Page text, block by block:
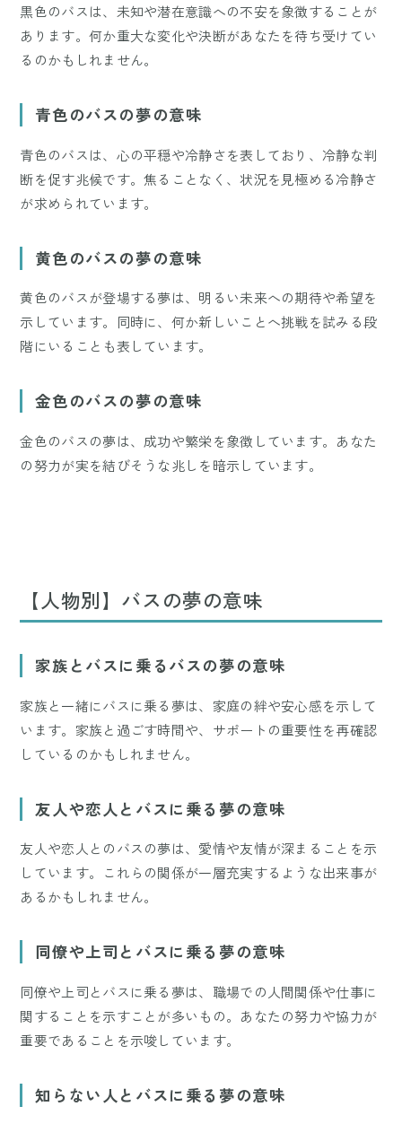
黒色のバスは、未知や潜在意識への不安を象徴することが
あります。何か重大な変化や決断があなたを待ち受けてい
るのかもしれません。
青色のバスの夢の意味
青色のバスは、心の平穏や冷静さを表しており、冷静な判
断を促す兆候です。焦ることなく、状況を見極める冷静さ
が求められています。
黄色のバスの夢の意味
黄色のバスが登場する夢は、明るい未来への期待や希望を
示しています。同時に、何か新しいことへ挑戦を試みる段
階にいることも表しています。
金色のバスの夢の意味
金色のバスの夢は、成功や繁栄を象徴しています。あなた
の努力が実を結びそうな兆しを暗示しています。
【人物別】バスの夢の意味
家族とバスに乗るバスの夢の意味
家族と一緒にバスに乗る夢は、家庭の絆や安心感を示して
います。家族と過ごす時間や、サポートの重要性を再確認
しているのかもしれません。
友人や恋人とバスに乗る夢の意味
友人や恋人とのバスの夢は、愛情や友情が深まることを示
しています。これらの関係が一層充実するような出来事が
あるかもしれません。
同僚や上司とバスに乗る夢の意味
同僚や上司とバスに乗る夢は、職場での人間関係や仕事に
関することを示すことが多いもの。あなたの努力や協力が
重要であることを示唆しています。
知らない人とバスに乗る夢の意味